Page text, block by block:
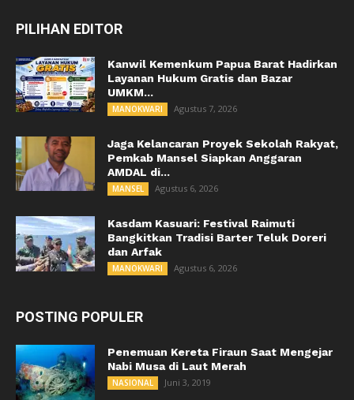
PILIHAN EDITOR
Kanwil Kemenkum Papua Barat Hadirkan
Layanan Hukum Gratis dan Bazar
UMKM...
MANOKWARI Agustus 7, 2026
Jaga Kelancaran Proyek Sekolah Rakyat,
Pemkab Mansel Siapkan Anggaran
AMDAL di...
MANSEL Agustus 6, 2026
Kasdam Kasuari: Festival Raimuti
Bangkitkan Tradisi Barter Teluk Doreri
dan Arfak
MANOKWARI Agustus 6, 2026
POSTING POPULER
Penemuan Kereta Firaun Saat Mengejar
Nabi Musa di Laut Merah
NASIONAL Juni 3, 2019